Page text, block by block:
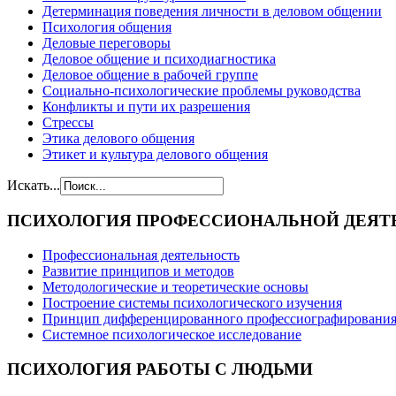
Детерминация поведения личности в деловом общении
Психология общения
Деловые переговоры
Деловое общение и психодиагностика
Деловое общение в рабочей группе
Cоциально-психологические проблемы руководства
Конфликты и пути их разрешения
Стрессы
Этика делового общения
Этикет и культура делового общения
Искать...
ПСИХОЛОГИЯ ПРОФЕССИОНАЛЬНОЙ
Профессиональная деятельность
Развитие принципов и методов
Методологические и теоретические основы
Построение системы психологического изучения
Принцип дифференцированного профессиографирования
Системное психологическое исследование
ПСИХОЛОГИЯ РАБОТЫ С ЛЮДЬМИ